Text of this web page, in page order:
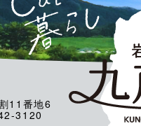
11番地6
3120